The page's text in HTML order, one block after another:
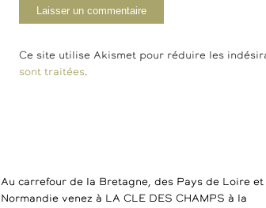
Ce site utilise Akismet pour réduire les
sont traitées.
Au carrefour de la Bretagne, des Pays de Loire et
Normandie venez à LA CLE DES CHAMPS à la